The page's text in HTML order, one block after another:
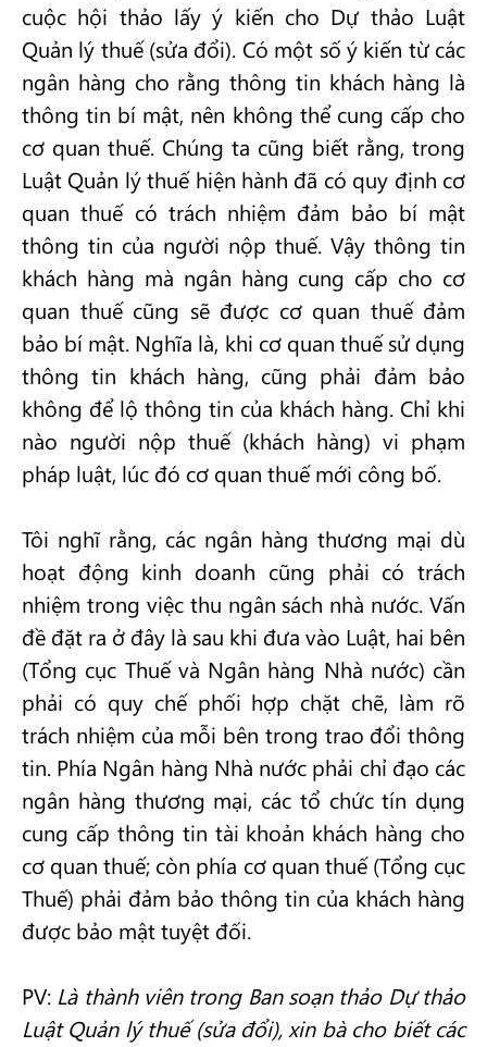
cuộc hội thảo lấy ý kiến cho Dự thảo Luật
Quản lý thuế (sửa đổi). Có một số ý kiến từ các
ngân hàng cho rằng thông tin khách hàng là
thông tin bí mật, nên không thể cung cấp cho
cơ quan thuế. Chúng ta cũng biết rằng, trong
Luật Quản lý thuế hiện hành đã có quy định cơ
quan thuế có trách nhiệm đảm bảo bí mật
thông tin của người nộp thuế. Vậy thông tin
khách hàng mà ngân hàng cung cấp cho cơ
quan thuế cũng sẽ được cơ quan thuế đảm
bảo bí mật. Nghĩa là, khi cơ quan thuế sử dụng
thông tin khách hàng, cũng phải đảm bảo
không để lộ thông tin của khách hàng. Chỉ khi
nào người nộp thuế (khách hàng) vi phạm
pháp luật, lúc đó cơ quan thuế mới công bố.
Tôi nghĩ rằng, các ngân hàng thương mại dù
hoạt động kinh doanh cũng phải có trách
nhiệm trong việc thu ngân sách nhà nước. Vấn
đề đặt ra ở đây là sau khi đưa vào Luật, hai bên
(Tổng cục Thuế và Ngân hàng Nhà nước) cần
phải có quy chế phối hợp chặt chẽ, làm rõ
trách nhiệm của mỗi bên trong trao đổi thông
tin. Phía Ngân hàng Nhà nước phải chỉ đạo các
ngân hàng thương mại, các tổ chức tín dụng
cung cấp thông tin tài khoản khách hàng cho
cơ quan thuế; còn phía cơ quan thuế (Tổng cục
Thuế) phải đảm bảo thông tin của khách hàng
được bảo mật tuyệt đối.
PV: Là thành viên trong Ban soạn thảo Dự thảo
Luật Quản lý thuế (sửa đổi), xin bà cho biết các